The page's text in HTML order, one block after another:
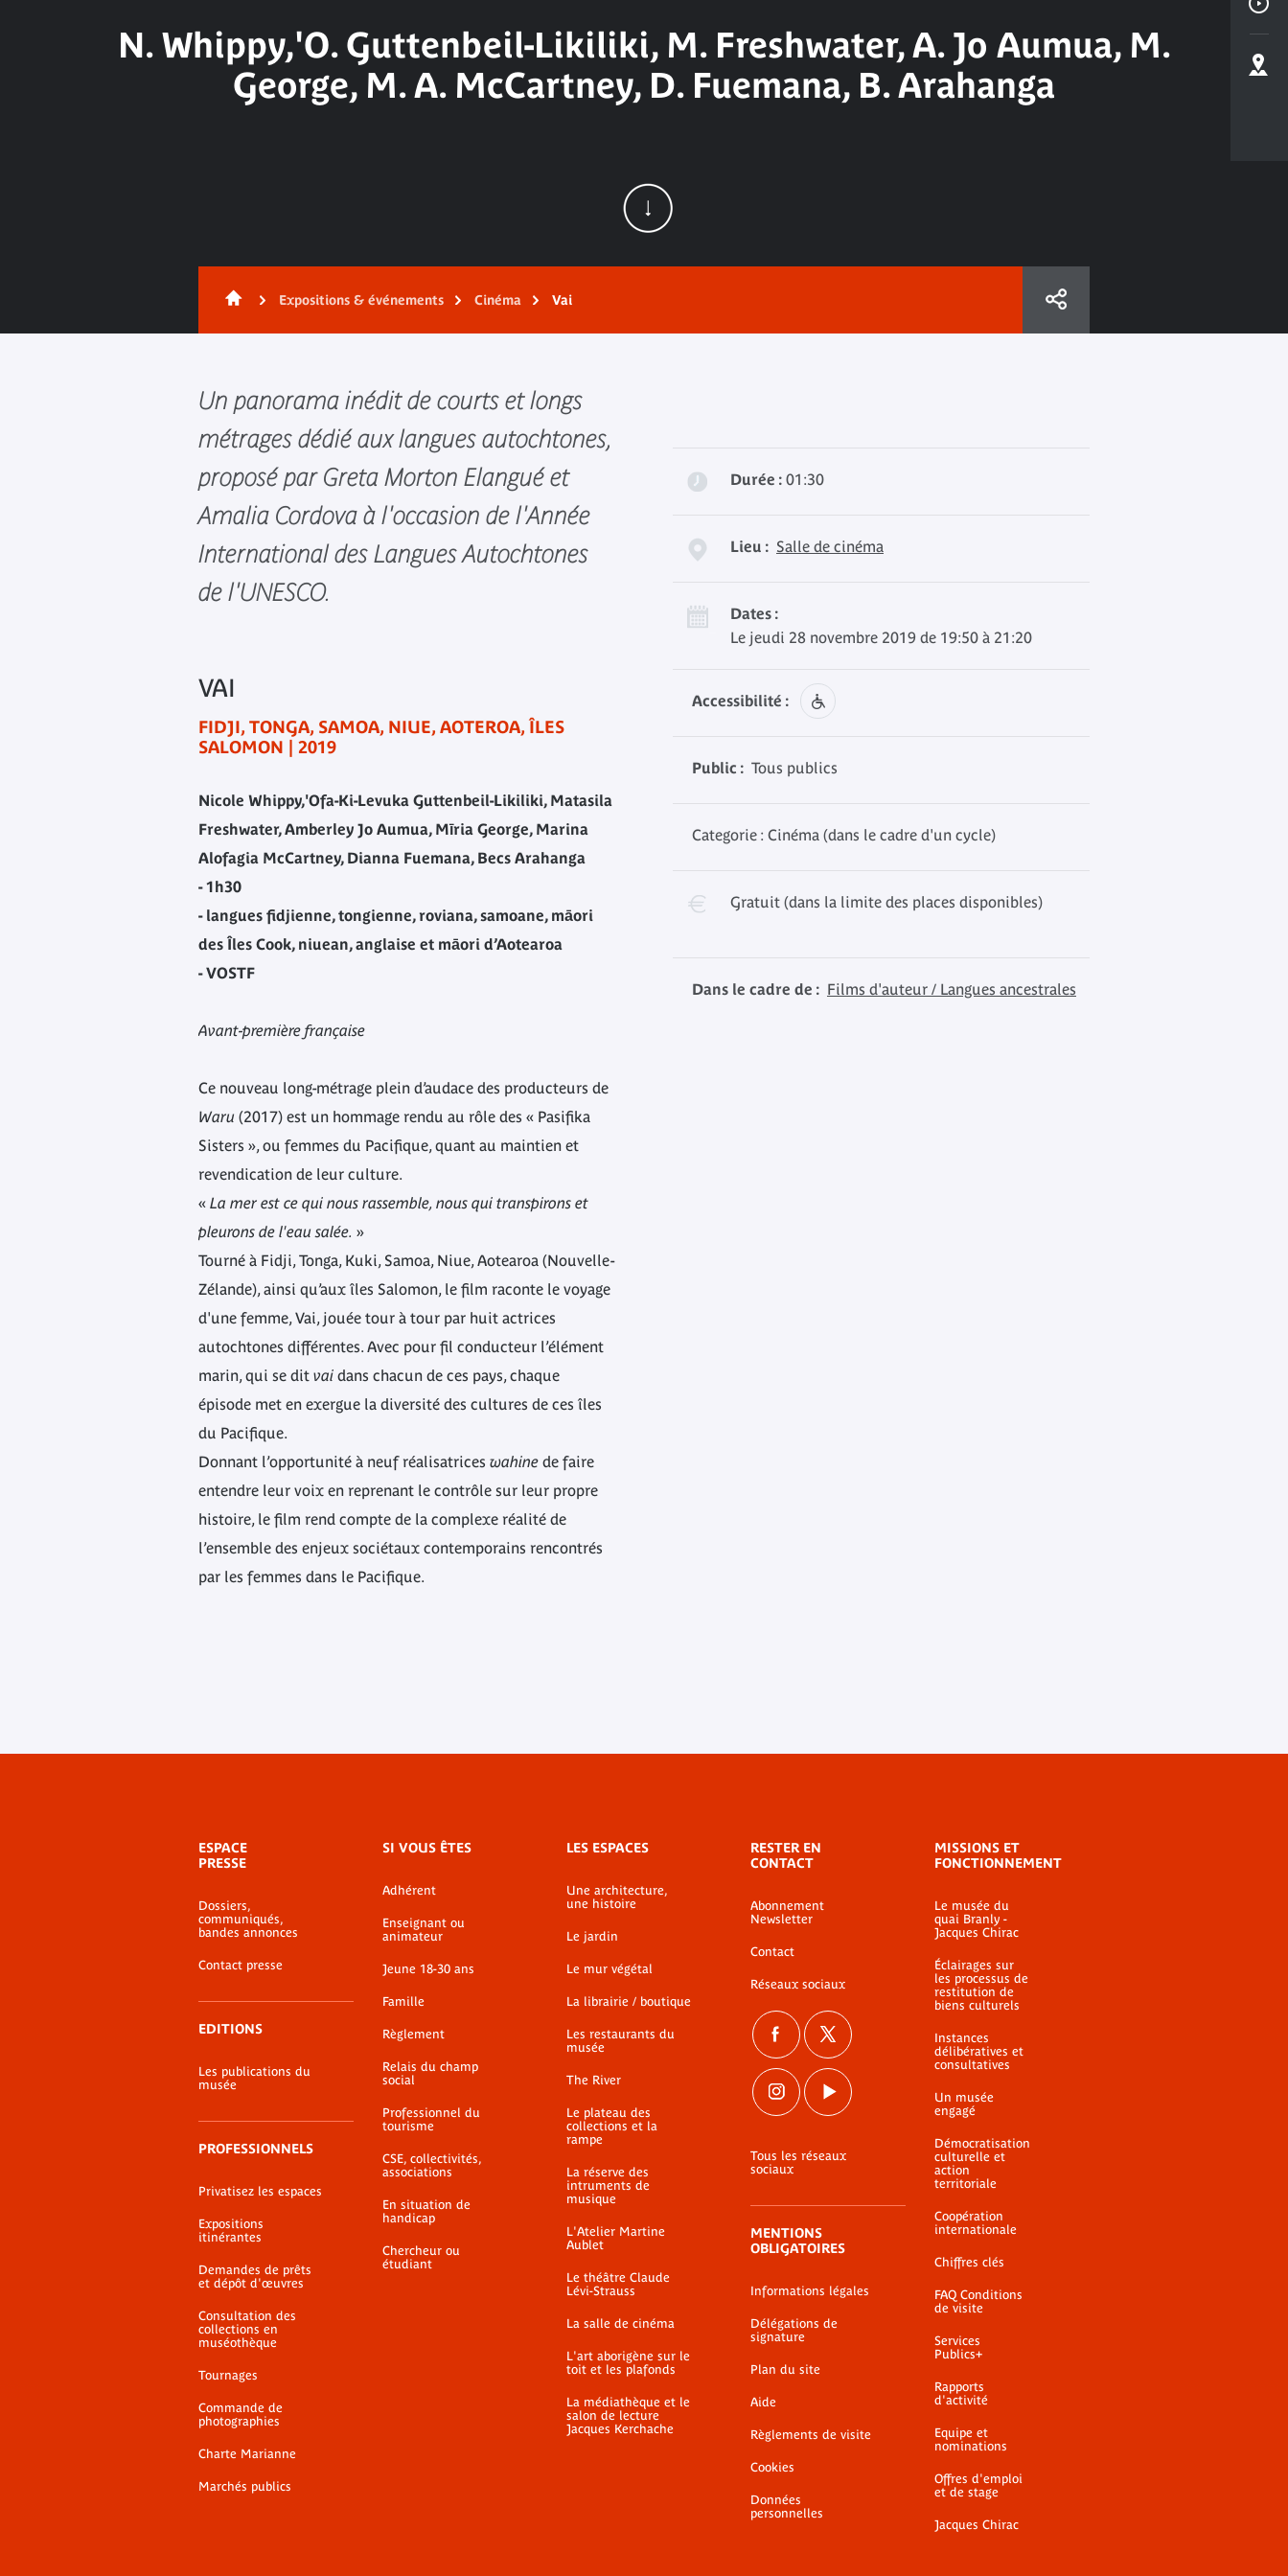
N. Whippy,'O. Guttenbeil-Likiliki, M. Freshwater, A. Jo Aumua, M.
George, M. A. McCartney, D. Fuemana, B. Arahanga
Expositions & événements Cinéma Vai
Un panorama inédit de courts et longs
métrages dédié aux langues autochtones,
proposé par Greta Morton Elangué et
Amalia Cordova à l'occasion de l'Année
International des Langues Autochtones
de l'UNESCO.
VAI
FIDJI, TONGA, SAMOA, NIUE, AOTEROA, ÎLES
SALOMON | 2019
Nicole Whippy,'Ofa-Ki-Levuka Guttenbeil-Likiliki, Matasila
Freshwater, Amberley Jo Aumua, Mīria George, Marina
Alofagia McCartney, Dianna Fuemana, Becs Arahanga
- 1h30
- langues fidjienne, tongienne, roviana, samoane, māori
des Îles Cook, niuean, anglaise et māori d’Aotearoa
- VOSTF
Avant-première française
Ce nouveau long-métrage plein d’audace des producteurs de
Waru (2017) est un hommage rendu au rôle des « Pasifika
Sisters », ou femmes du Pacifique, quant au maintien et
revendication de leur culture.
« La mer est ce qui nous rassemble, nous qui transpirons et
pleurons de l'eau salée. »
Tourné à Fidji, Tonga, Kuki, Samoa, Niue, Aotearoa (Nouvelle-
Zélande), ainsi qu’aux îles Salomon, le film raconte le voyage
d'une femme, Vai, jouée tour à tour par huit actrices
autochtones différentes. Avec pour fil conducteur l’élément
marin, qui se dit vai dans chacun de ces pays, chaque
épisode met en exergue la diversité des cultures de ces îles
du Pacifique.
Donnant l’opportunité à neuf réalisatrices wahine de faire
entendre leur voix en reprenant le contrôle sur leur propre
histoire, le film rend compte de la complexe réalité de
l’ensemble des enjeux sociétaux contemporains rencontrés
par les femmes dans le Pacifique.
Durée : 01:30
Lieu : Salle de cinéma
Dates :
Le jeudi 28 novembre 2019 de 19:50 à 21:20
Accessibilité :
Public : Tous publics
Categorie : Cinéma (dans le cadre d'un cycle)
Gratuit (dans la limite des places disponibles)
Dans le cadre de : Films d'auteur / Langues ancestrales
de
bas-
page
ESPACE
PRESSE
Dossiers,
communiqués,
bandes annonces
Contact presse
EDITIONS
Les publications du
musée
PROFESSIONNELS
Privatisez les espaces
Expositions
itinérantes
Demandes de prêts
et dépôt d'œuvres
Consultation des
collections en
muséothèque
Tournages
Commande de
photographies
Charte Marianne
Marchés publics
SI VOUS ÊTES
Adhérent
Enseignant ou
animateur
Jeune 18-30 ans
Famille
Règlement
Relais du champ
social
Professionnel du
tourisme
CSE, collectivités,
associations
En situation de
handicap
Chercheur ou
étudiant
LES ESPACES
Une architecture,
une histoire
Le jardin
Le mur végétal
La librairie / boutique
Les restaurants du
musée
The River
Le plateau des
collections et la
rampe
La réserve des
intruments de
musique
L'Atelier Martine
Aublet
Le théâtre Claude
Lévi-Strauss
La salle de cinéma
L'art aborigène sur le
toit et les plafonds
La médiathèque et le
salon de lecture
Jacques Kerchache
RESTER EN
CONTACT
Abonnement
Newsletter
Contact
Réseaux sociaux
Tous les réseaux
sociaux
MENTIONS
OBLIGATOIRES
Informations légales
Délégations de
signature
Plan du site
Aide
Règlements de visite
Cookies
Données
personnelles
MISSIONS ET
FONCTIONNEMENT
Le musée du
quai Branly -
Jacques Chirac
Éclairages sur
les processus de
restitution de
biens culturels
Instances
délibératives et
consultatives
Un musée
engagé
Démocratisation
culturelle et
action
territoriale
Coopération
internationale
Chiffres clés
FAQ Conditions
de visite
Services
Publics+
Rapports
d'activité
Equipe et
nominations
Offres d'emploi
et de stage
Jacques Chirac